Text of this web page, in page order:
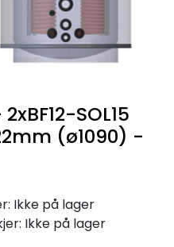
SOL15
(ø1090) -
Ikke på lager
Ikke på lager